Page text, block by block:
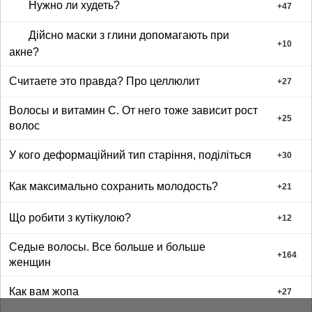
Нужно ли худеть? +47
Дійсно маски з глини допомагають при
акне?
+10
Считаете это правда? Про целлюлит +27
Волосы и витамин С. От него тоже зависит рост
волос
+25
У кого деформаційний тип старіння, поділіться +30
Как максимально сохранить молодость? +21
Що робити з кутікулою? +12
Седые волосы. Все больше и больше
женщин
+164
Как вам жопа +27